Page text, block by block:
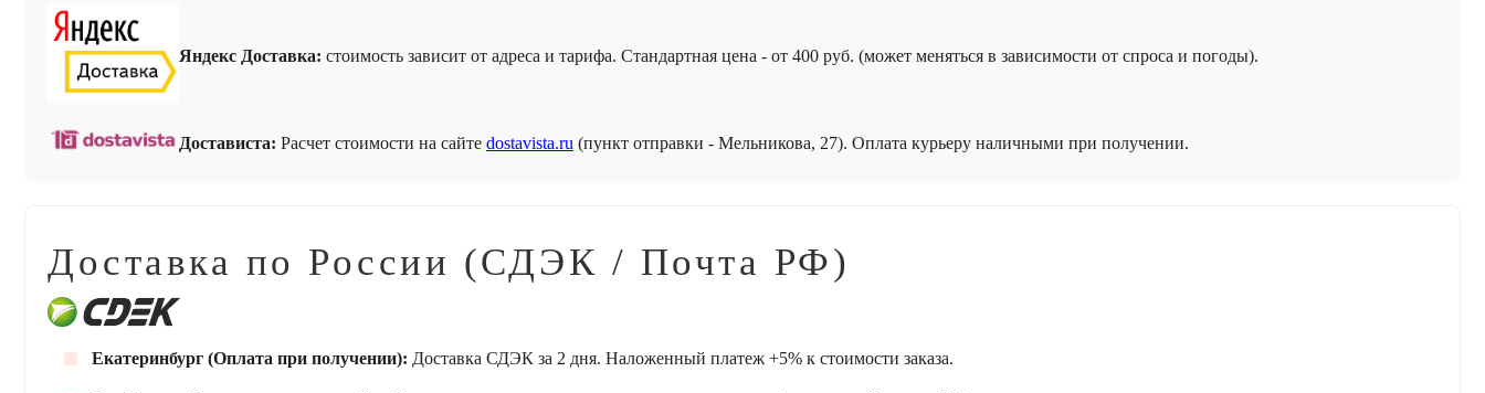
Яндекс Доставка: стоимость зависит от адреса и тарифа. Стандартная цена - от 400 руб. (может меняться в зависимости от спроса и погоды).
Достависта: Расчет стоимости на сайте dostavista.ru (пункт отправки - Мельникова, 27). Оплата курьеру наличными при получении.
Доставка по России (СДЭК / Почта РФ)
Екатеринбург (Оплата при получении): Доставка СДЭК за 2 дня. Наложенный платеж +5% к стоимости заказа.